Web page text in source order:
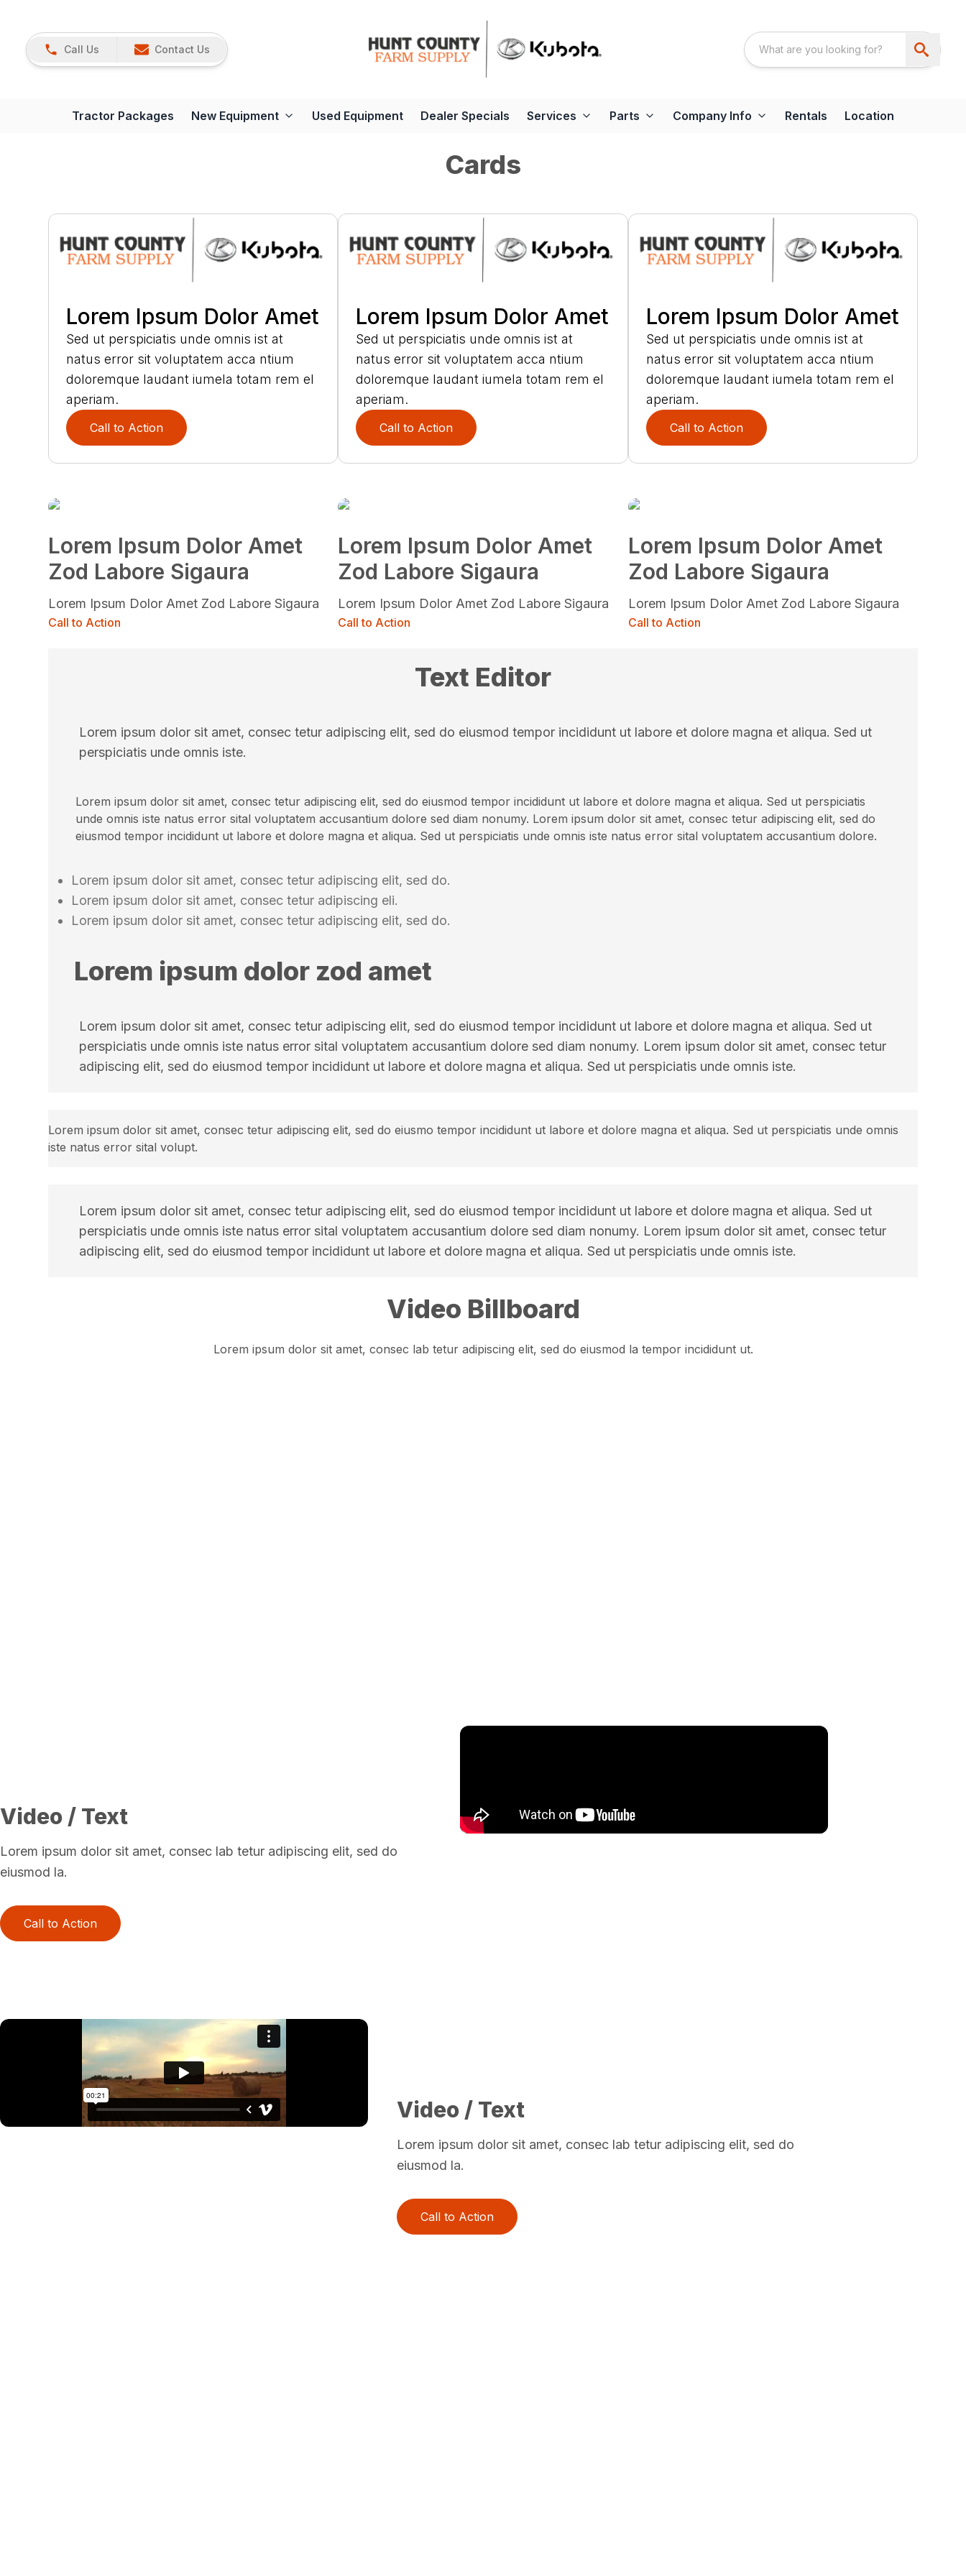
Call Us Contact Us
Tractor Packages New Equipment Used Equipment Dealer Specials Services Parts Company Info Rentals Location
Cards
Lorem Ipsum Dolor Amet
Sed ut perspiciatis unde omnis ist at
natus error sit voluptatem acca ntium
doloremque laudant iumela totam rem el
aperiam.
Call to Action
Lorem Ipsum Dolor Amet
Sed ut perspiciatis unde omnis ist at
natus error sit voluptatem acca ntium
doloremque laudant iumela totam rem el
aperiam.
Call to Action
Lorem Ipsum Dolor Amet
Sed ut perspiciatis unde omnis ist at
natus error sit voluptatem acca ntium
doloremque laudant iumela totam rem el
aperiam.
Call to Action
Lorem Ipsum Dolor Amet
Zod Labore Sigaura
Lorem Ipsum Dolor Amet Zod Labore Sigaura
Call to Action
Lorem Ipsum Dolor Amet
Zod Labore Sigaura
Lorem Ipsum Dolor Amet Zod Labore Sigaura
Call to Action
Lorem Ipsum Dolor Amet
Zod Labore Sigaura
Lorem Ipsum Dolor Amet Zod Labore Sigaura
Call to Action
Text Editor
Lorem ipsum dolor sit amet, consec tetur adipiscing elit, sed do eiusmod tempor incididunt ut labore et dolore magna et aliqua. Sed ut
perspiciatis unde omnis iste.
Lorem ipsum dolor sit amet, consec tetur adipiscing elit, sed do eiusmod tempor incididunt ut labore et dolore magna et aliqua. Sed ut perspiciatis
unde omnis iste natus error sital voluptatem accusantium dolore sed diam nonumy. Lorem ipsum dolor sit amet, consec tetur adipiscing elit, sed do
eiusmod tempor incididunt ut labore et dolore magna et aliqua. Sed ut perspiciatis unde omnis iste natus error sital voluptatem accusantium dolore.
Lorem ipsum dolor sit amet, consec tetur adipiscing elit, sed do.
Lorem ipsum dolor sit amet, consec tetur adipiscing eli.
Lorem ipsum dolor sit amet, consec tetur adipiscing elit, sed do.
Lorem ipsum dolor zod amet
Lorem ipsum dolor sit amet, consec tetur adipiscing elit, sed do eiusmod tempor incididunt ut labore et dolore magna et aliqua. Sed ut
perspiciatis unde omnis iste natus error sital voluptatem accusantium dolore sed diam nonumy. Lorem ipsum dolor sit amet, consec tetur
adipiscing elit, sed do eiusmod tempor incididunt ut labore et dolore magna et aliqua. Sed ut perspiciatis unde omnis iste.
Lorem ipsum dolor sit amet, consec tetur adipiscing elit, sed do eiusmo tempor incididunt ut labore et dolore magna et aliqua. Sed ut perspiciatis unde omnis
iste natus error sital volupt.
Lorem ipsum dolor sit amet, consec tetur adipiscing elit, sed do eiusmod tempor incididunt ut labore et dolore magna et aliqua. Sed ut
perspiciatis unde omnis iste natus error sital voluptatem accusantium dolore sed diam nonumy. Lorem ipsum dolor sit amet, consec tetur
adipiscing elit, sed do eiusmod tempor incididunt ut labore et dolore magna et aliqua. Sed ut perspiciatis unde omnis iste.
Video Billboard
Lorem ipsum dolor sit amet, consec lab tetur adipiscing elit, sed do eiusmod la tempor incididunt ut.
Video / Text
Lorem ipsum dolor sit amet, consec lab tetur adipiscing elit, sed do
eiusmod la.
Call to Action
Video / Text
Lorem ipsum dolor sit amet, consec lab tetur adipiscing elit, sed do
eiusmod la.
Call to Action